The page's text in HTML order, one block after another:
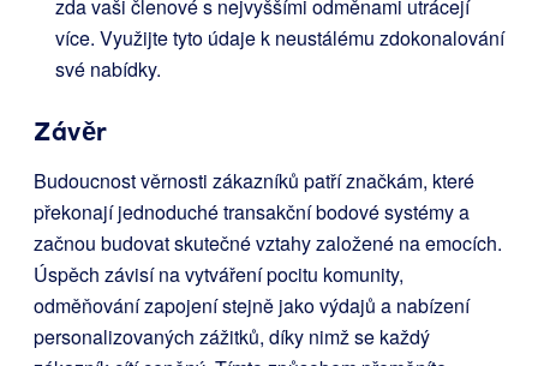
zda vaši členové s nejvyššími odměnami utrácejí
více. Využijte tyto údaje k neustálému zdokonalování
své nabídky.
Závěr
Budoucnost věrnosti zákazníků patří značkám, které
překonají jednoduché transakční bodové systémy a
začnou budovat skutečné vztahy založené na emocích.
Úspěch závisí na vytváření pocitu komunity,
odměňování zapojení stejně jako výdajů a nabízení
personalizovaných zážitků, díky nimž se každý